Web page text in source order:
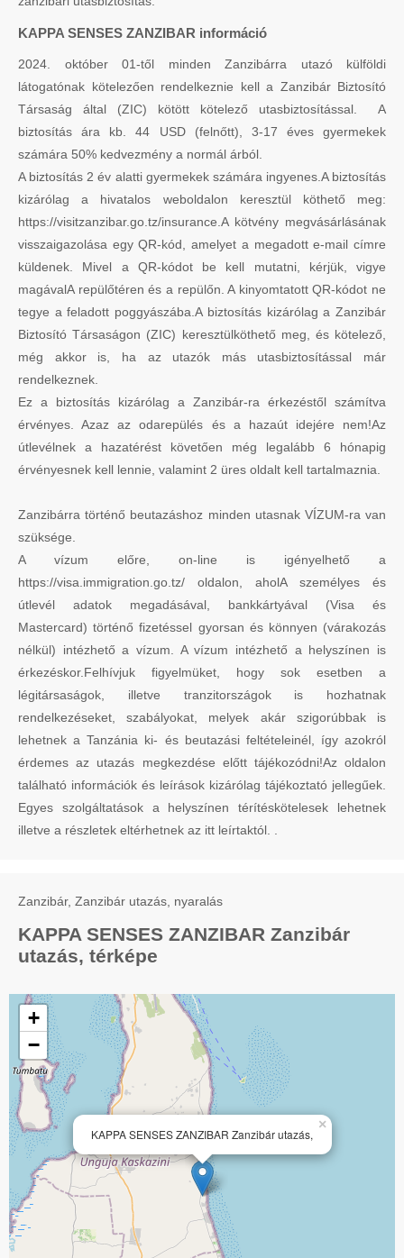
KAPPA SENSES ZANZIBAR információ
2024. október 01-től minden Zanzibárra utazó külföldi
látogatónak kötelezően rendelkeznie kell a Zanzibár Biztosító
Társaság által (ZIC) kötött kötelező utasbiztosítással. A
biztosítás ára kb. 44 USD (felnőtt), 3-17 éves gyermekek
számára 50% kedvezmény a normál árból.
A biztosítás 2 év alatti gyermekek számára ingyenes.A biztosítás
kizárólag a hivatalos weboldalon keresztül köthető meg:
https://visitzanzibar.go.tz/insurance.A kötvény megvásárlásának
visszaigazolása egy QR-kód, amelyet a megadott e-mail címre
küldenek. Mivel a QR-kódot be kell mutatni, kérjük, vigye
magávalA repülőtéren és a repülőn. A kinyomtatott QR-kódot ne
tegye a feladott poggyászába.A biztosítás kizárólag a Zanzibár
Biztosító Társaságon (ZIC) keresztülköthető meg, és kötelező,
még akkor is, ha az utazók más utasbiztosítással már
rendelkeznek.
Ez a biztosítás kizárólag a Zanzibár-ra érkezéstől számítva
érvényes. Azaz az odarepülés és a hazaút idejére nem!Az
útlevélnek a hazatérést követően még legalább 6 hónapig
érvényesnek kell lennie, valamint 2 üres oldalt kell tartalmaznia.
Zanzibárra történő beutazáshoz minden utasnak VÍZUM-ra van
szüksége.
A vízum előre, on-line is igényelhető a
https://visa.immigration.go.tz/ oldalon, aholA személyes és
útlevél adatok megadásával, bankkártyával (Visa és
Mastercard) történő fizetéssel gyorsan és könnyen (várakozás
nélkül) intézhető a vízum. A vízum intézhető a helyszínen is
érkezéskor.Felhívjuk figyelmüket, hogy sok esetben a
légitársaságok, illetve tranzitországok is hozhatnak
rendelkezéseket, szabályokat, melyek akár szigorúbbak is
lehetnek a Tanzánia ki- és beutazási feltételeinél, így azokról
érdemes az utazás megkezdése előtt tájékozódni!Az oldalon
található információk és leírások kizárólag tájékoztató jellegűek.
Egyes szolgáltatások a helyszínen térítéskötelesek lehetnek
illetve a részletek eltérhetnek az itt leírtaktól. .
Zanzibár, Zanzibár utazás, nyaralás
KAPPA SENSES ZANZIBAR Zanzibár
utazás, térképe
KAPPA SENSES ZANZIBAR Zanzibár utazás,
×
+
−